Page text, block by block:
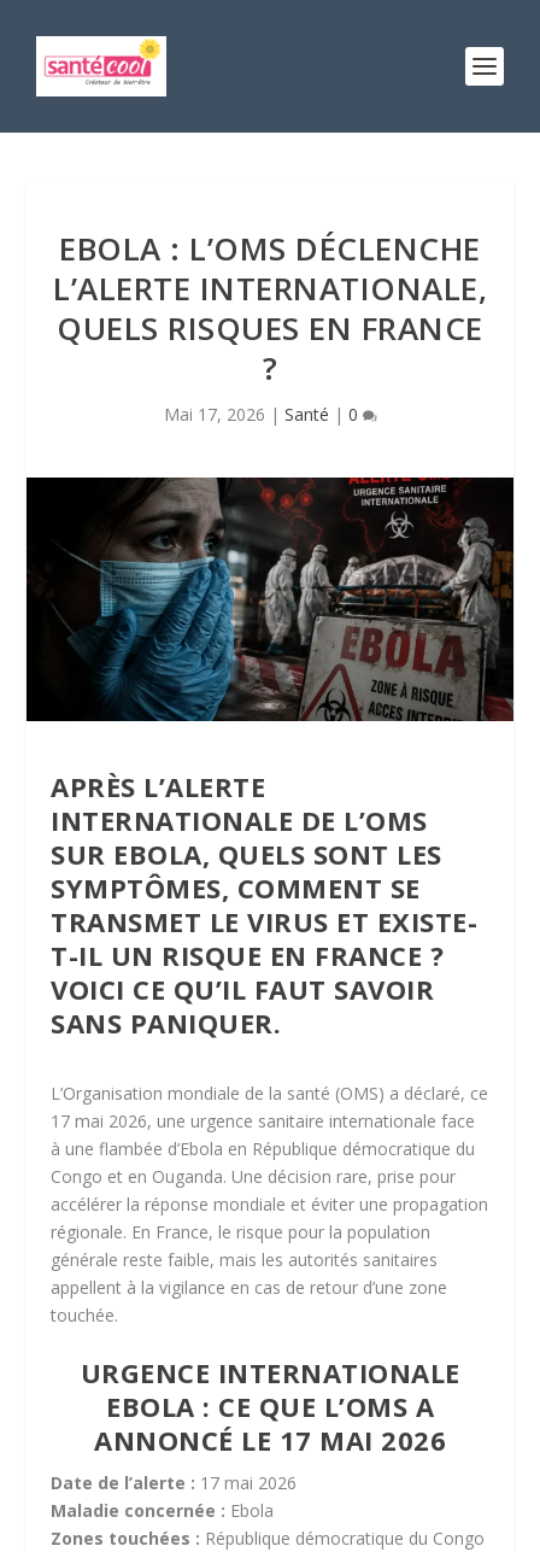
EBOLA : L’OMS DÉCLENCHE
L’ALERTE INTERNATIONALE,
QUELS RISQUES EN FRANCE
?
Mai 17, 2026 | Santé | 0
APRÈS L’ALERTE
INTERNATIONALE DE L’OMS
SUR EBOLA, QUELS SONT LES
SYMPTÔMES, COMMENT SE
TRANSMET LE VIRUS ET EXISTE-
T-IL UN RISQUE EN FRANCE ?
VOICI CE QU’IL FAUT SAVOIR
SANS PANIQUER.
L’Organisation mondiale de la santé (OMS) a déclaré, ce
17 mai 2026, une urgence sanitaire internationale face
à une flambée d’Ebola en République démocratique du
Congo et en Ouganda. Une décision rare, prise pour
accélérer la réponse mondiale et éviter une propagation
régionale. En France, le risque pour la population
générale reste faible, mais les autorités sanitaires
appellent à la vigilance en cas de retour d’une zone
touchée.
URGENCE INTERNATIONALE
EBOLA : CE QUE L’OMS A
ANNONCÉ LE 17 MAI 2026
Date de l’alerte : 17 mai 2026
Maladie concernée : Ebola
Zones touchées : République démocratique du Congo